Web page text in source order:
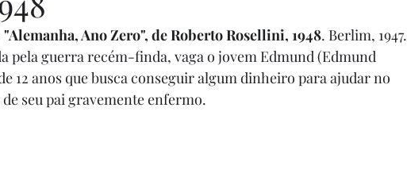
"Alemanha, Ano Zero", de Roberto Rosellini, 1948. Berlim, 1947.
pela guerra recém-finda, vaga o jovem Edmund (Edmund
12 anos que busca conseguir algum dinheiro para ajudar no
seu pai gravemente enfermo.